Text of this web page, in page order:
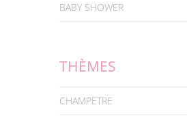
BABY SHOWER
THÈMES
CHAMPETRE